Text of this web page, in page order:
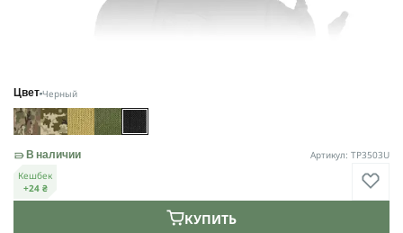
Цвет Черный
КУПИТЬ
В наличии
Артикул: TP3503U
Кешбек
+24 ₴